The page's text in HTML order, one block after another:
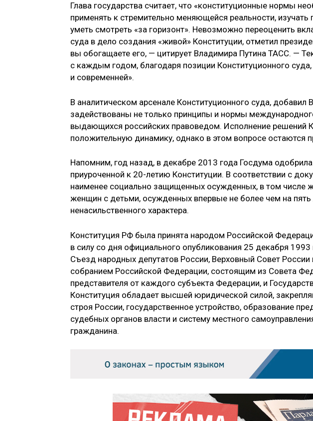
Глава государства считает, что «конституционные нормы
применять к стремительно меняющейся реальности, изучать
уметь смотреть «за горизонт». Невозможно переоценить
суда в дело создания «живой» Конституции, отметил
вы обогащаете его, — цитирует Владимира Путина ТАСС. —
с каждым годом, благодаря позиции Конституционного
и современней».
В аналитическом арсенале Конституционного суда, добавил
задействованы не только принципы и нормы
выдающихся российских правоведом. Исполнение решений
положительную динамику, однако в этом вопросе остаются
Напомним, год назад, в декабре 2013 года Госдума
приуроченной к 20-летию Конституции. В соответствии с
наименее социально защищенных осужденных, в том числе
женщин с детьми, осужденных впервые не более чем на пять
ненасильственного характера.
Конституция РФ была принята народом Российской
в силу со дня официального опубликования 25 декабря
Съезд народных депутатов России, Верховный Совет
собранием Российской Федерации, состоящим из Совета
представителя от каждого субъекта Федерации, и
Конституция обладает высшей юридической силой,
строя России, государственное устройство, образование
судебных органов власти и систему местного
гражданина.